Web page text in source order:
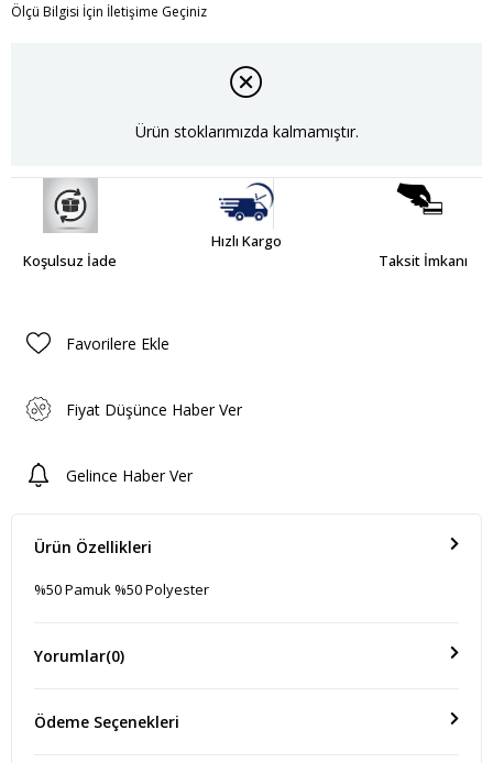
Ölçü Bilgisi İçin İletişime Geçiniz
Ürün stoklarımızda kalmamıştır.
Koşulsuz İade
Hızlı Kargo
Taksit İmkanı
Favorilere Ekle
Fiyat Düşünce Haber Ver
Gelince Haber Ver
Ürün Özellikleri
%50 Pamuk %50 Polyester
Yorumlar(0)
Ödeme Seçenekleri